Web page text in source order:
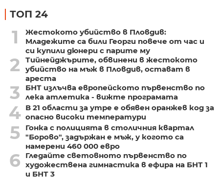
ТОП 24
1
Жестокото убийство в Пловдив:
Младежите са били Георги повече от час и
си купили дюнери с парите му
2
Тийнейджърите, обвинени в жестокото
убийство на мъж в Пловдив, остават в
ареста
3
БНТ излъчва европейското първенство по
лека атлетика - вижте програмата
4 В 21 области за утре е обявен оранжев код за
опасно високи температури
5
Гонка с полицията в столичния квартал
"Борово", задържан е мъж, у когото са
намерени 460 000 евро
6
Гледайте световното първенство по
художествена гимнастика в ефира на БНТ 1
и БНТ 3